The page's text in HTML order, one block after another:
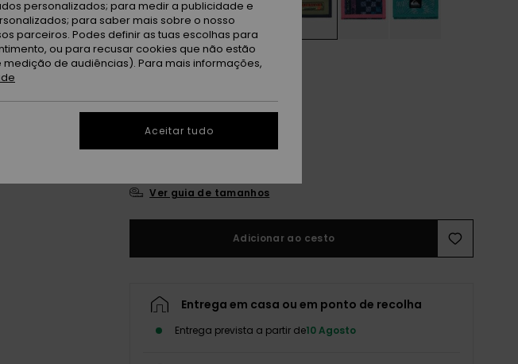
S M L
Ver guia de tamanhos
Adicionar ao cesto
Entrega em casa ou em ponto de recolha
Entrega prevista a partir de10 Agosto
personalizados; para medir a publicidade e
para saber mais sobre o nosso
parceiros. Podes definir as tuas escolhas para
ou para recusar cookies que não estão
de audiências). Para mais informações,
Aceitar tudo